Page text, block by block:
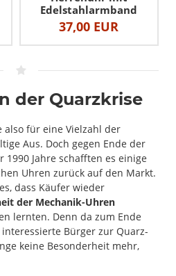
Edelstahlarmband
37,00 EUR
der Quarzkrise
also für eine Vielzahl der
Aus. Doch gegen Ende der
1990 Jahre schafften es einige
Uhren zurück auf den Markt.
dass Käufer wieder
der Mechanik-Uhren
lernten. Denn da zum Ende
Bürger zur Quarz-
keine Besonderheit mehr,